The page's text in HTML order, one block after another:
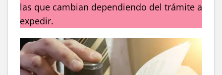
las que cambian dependiendo del trámite a
expedir.